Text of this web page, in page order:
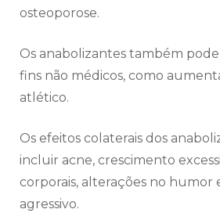
osteoporose.
Os anabolizantes também
fins não médicos, como
atlético.
Os efeitos colaterais dos
incluir acne, crescimento
corporais, alterações no
agressivo.